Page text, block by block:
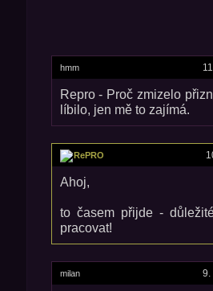
hmm
Repro - Proč zmizelo
líbilo, jen mě to zajímá.
RePRO
Ahoj,
to časem přijde -
pracovat!
milan 9.